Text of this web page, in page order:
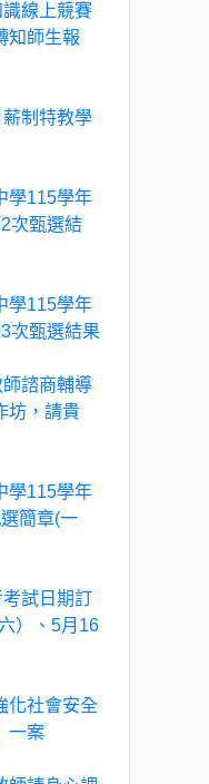
線上競賽
知師生報
制特教學
學115學年
次甄選結
學115學年
次甄選結果
諮商輔導
坊，請貴
學115學年
簡章(一
試日期訂
）、5月16
化社會安全
一案